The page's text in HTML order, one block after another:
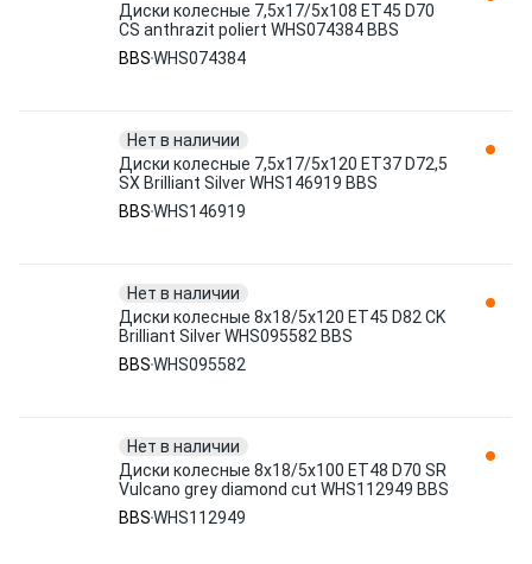
Диски колесные 7,5x17/5x108 ET45 D70
CS anthrazit poliert WHS074384 BBS
BBSWHS074384
Нет в наличии
Диски колесные 7,5x17/5x120 ET37 D72,5
SX Brilliant Silver WHS146919 BBS
BBSWHS146919
Нет в наличии
Диски колесные 8x18/5x120 ET45 D82 CK
Brilliant Silver WHS095582 BBS
BBSWHS095582
Нет в наличии
Диски колесные 8x18/5x100 ET48 D70 SR
Vulcano grey diamond cut WHS112949 BBS
BBSWHS112949